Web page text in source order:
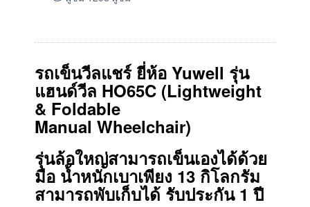
รถเข็นวีลแชร์ ยี่ห้อ Yuwell รุ่น
แฮนด์วีล HO65C (Lightweight
& Foldable
Manual Wheelchair)
รุ่นล้อใหญ่สามารถเข็นเองได้ด้วย
มือ น้ำหนักเบาเพียง 13 กิโลกรัม
สามารถพับเก็บได้ รับประกัน 1 ปี